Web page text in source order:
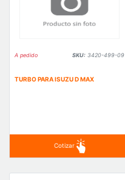
A pedido SKU: 3420-499-09
TURBO PARA ISUZU D MAX
Cotizar